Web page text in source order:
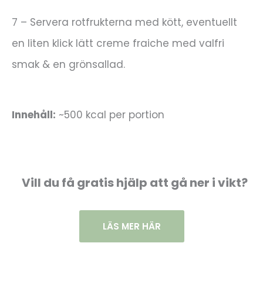
7 – Servera rotfrukterna med kött, eventuellt
en liten klick lätt creme fraiche med valfri
smak & en grönsallad.
Innehåll: ~500 kcal per portion
Vill du få gratis hjälp att gå ner i vikt?
LÄS MER HÄR